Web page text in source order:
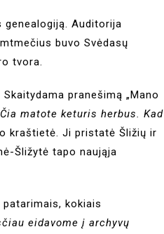
genealogiją. Auditorija
buvo Svėdasų
tvora.
pranešimą „Mano
Čia matote keturis herbus. Kad
kraštietė. Ji pristatė Šližių ir
Šližytė tapo naująja
kokiais
eidavome į archyvų